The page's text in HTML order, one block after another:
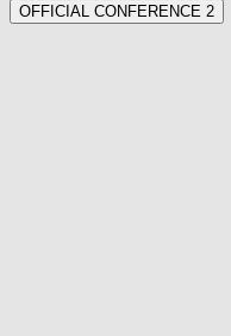
OFFICIAL CONFERENCE 2